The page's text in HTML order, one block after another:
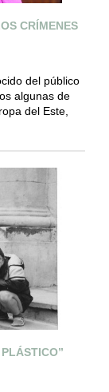
CRÍMENES
del público
algunas de
del Este,